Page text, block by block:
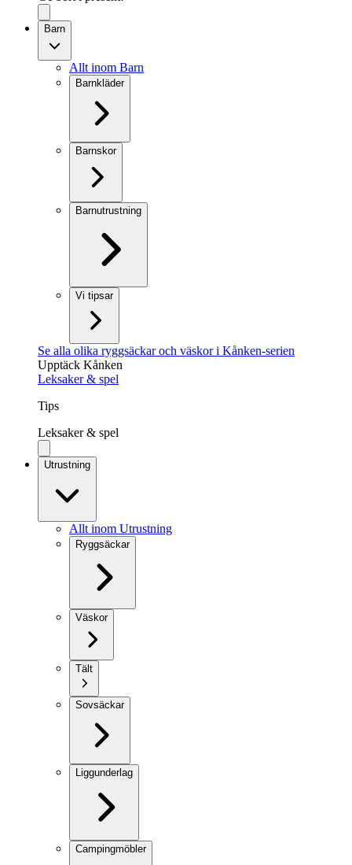
Barn
Allt inom Barn
Barnkläder
Barnskor
Barnutrustning
Vi tipsar
Se alla olika ryggsäckar och väskor i Kånken-serien
Upptäck Kånken
Leksaker & spel
Tips
Leksaker & spel
Utrustning
Allt inom Utrustning
Ryggsäckar
Väskor
Tält
Sovsäckar
Liggunderlag
Campingmöbler